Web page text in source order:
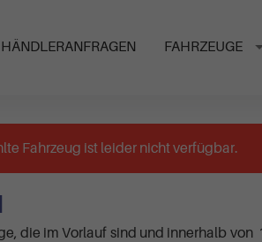
HÄNDLERANFRAGEN FAHRZEUGE
Fahrzeug ist leider nicht verfügbar.
die im Vorlauf sind und innerhalb